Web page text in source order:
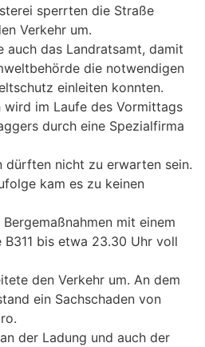
sperrten die Straße
Verkehr um.
auch das Landratsamt, damit
die notwendigen
einleiten konnten.
wird im Laufe des Vormittags
durch eine Spezialfirma
dürften nicht zu erwarten sein.
kam es zu keinen
mit einem
bis etwa 23.30 Uhr voll
den Verkehr um. An dem
ein Sachschaden von
der Ladung und auch der